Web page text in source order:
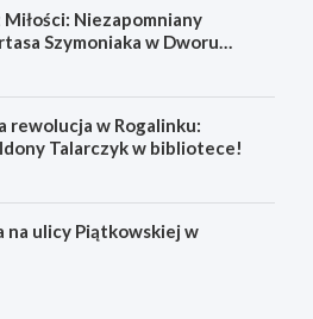
Niezapomniany
Szymoniaka w Dworu
rewolucja w Rogalinku:
Talarczyk w bibliotece!
na ulicy Piątkowskiej w